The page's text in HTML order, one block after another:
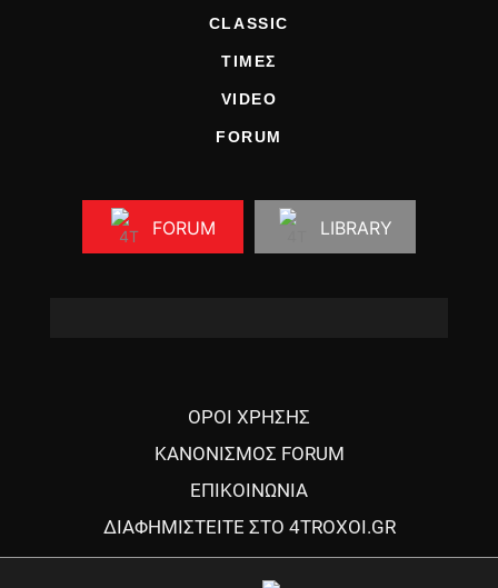
CLASSIC
ΤΙΜΕΣ
VIDEO
FORUM
FORUM LIBRARY
ΟΡΟΙ ΧΡΗΣΗΣ
ΚΑΝΟΝΙΣΜΟΣ FORUM
ΕΠΙΚΟΙΝΩΝΙΑ
ΔΙΑΦΗΜΙΣΤΕΙΤΕ ΣΤΟ 4TROXOI.GR